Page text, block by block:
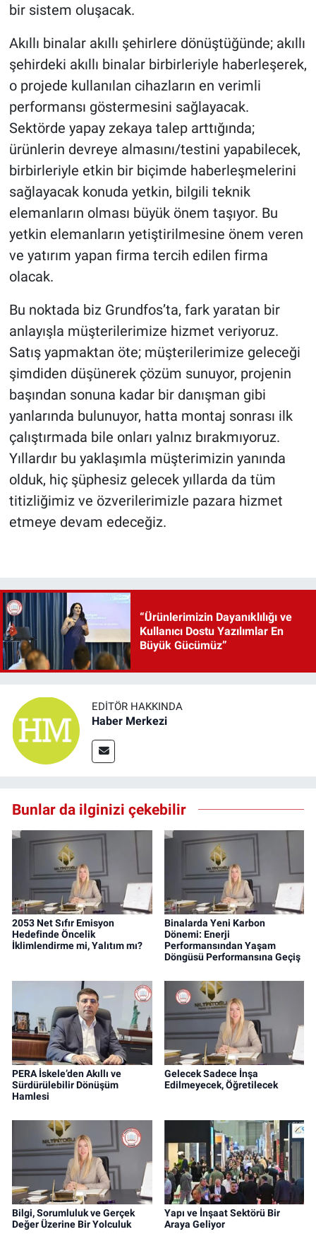
bir sistem oluşacak.
Akıllı binalar akıllı şehirlere dönüştüğünde; akıllı
şehirdeki akıllı binalar birbirleriyle haberleşerek,
o projede kullanılan cihazların en verimli
performansı göstermesini sağlayacak.
Sektörde yapay zekaya talep arttığında;
ürünlerin devreye almasını/testini yapabilecek,
birbirleriyle etkin bir biçimde haberleşmelerini
sağlayacak konuda yetkin, bilgili teknik
elemanların olması büyük önem taşıyor. Bu
yetkin elemanların yetiştirilmesine önem veren
ve yatırım yapan firma tercih edilen firma
olacak.
Bu noktada biz Grundfos’ta, fark yaratan bir
anlayışla müşterilerimize hizmet veriyoruz.
Satış yapmaktan öte; müşterilerimize geleceği
şimdiden düşünerek çözüm sunuyor, projenin
başından sonuna kadar bir danışman gibi
yanlarında bulunuyor, hatta montaj sonrası ilk
çalıştırmada bile onları yalnız bırakmıyoruz.
Yıllardır bu yaklaşımla müşterimizin yanında
olduk, hiç şüphesiz gelecek yıllarda da tüm
titizliğimiz ve özverilerimizle pazara hizmet
etmeye devam edeceğiz.
“Ürünlerimizin Dayanıklılığı ve
Kullanıcı Dostu Yazılımlar En
Büyük Gücümüz”
EDITÖR HAKKINDA
Haber Merkezi
Bunlar da ilginizi çekebilir
2053 Net Sıfır Emisyon
Hedefinde Öncelik
İklimlendirme mi, Yalıtım mı?
Binalarda Yeni Karbon
Dönemi: Enerji
Performansından Yaşam
Döngüsü Performansına Geçiş
PERA İskele’den Akıllı ve
Sürdürülebilir Dönüşüm
Hamlesi
Gelecek Sadece İnşa
Edilmeyecek, Öğretilecek
Bilgi, Sorumluluk ve Gerçek
Değer Üzerine Bir Yolculuk
Yapı ve İnşaat Sektörü Bir
Araya Geliyor